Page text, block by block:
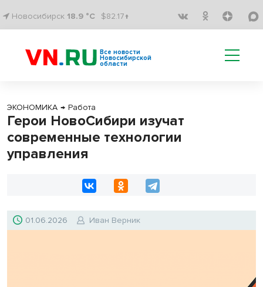
Новосибирск 18.9 °C $82.17↑
Все новости
Новосибирской
области
ЭКОНОМИКА → Работа
Герои НовоСибири изучат
современные технологии
управления
01.06.2026 Иван Верник